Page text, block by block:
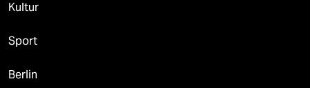
Kultur
Sport
Berlin